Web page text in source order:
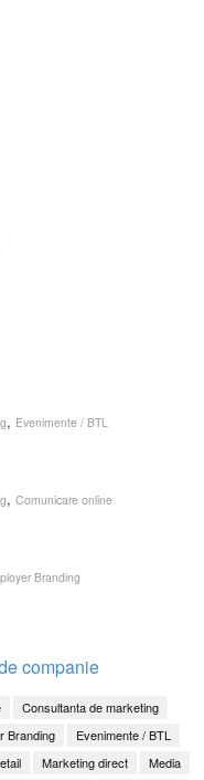
, Evenimente / BTL
, Comunicare online
Branding
companie
Consultanta de marketing
Branding
Evenimente / BTL
Marketing direct Media